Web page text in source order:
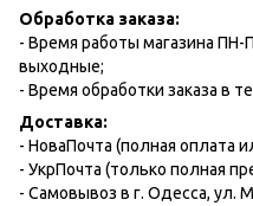
Обработка заказа:
- Время работы магазина
выходные;
- Время обработки заказа в
Доставка:
- НоваПочта (полная оплата
- УкрПочта (только полная
- Самовывоз в г. Одесса, ул.